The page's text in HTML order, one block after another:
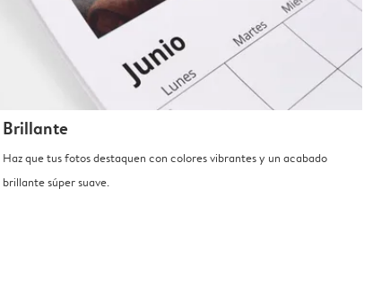
Brillante
Haz que tus fotos destaquen con colores vibrantes y un acabado
brillante súper suave.